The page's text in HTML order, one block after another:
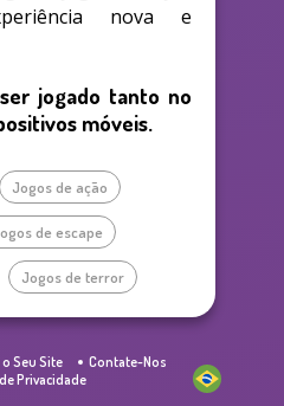
nova e
jogado tanto no
móveis.
Jogos de ação
de escape
Jogos de terror
Seu Site
Contate-Nos
Privacidade